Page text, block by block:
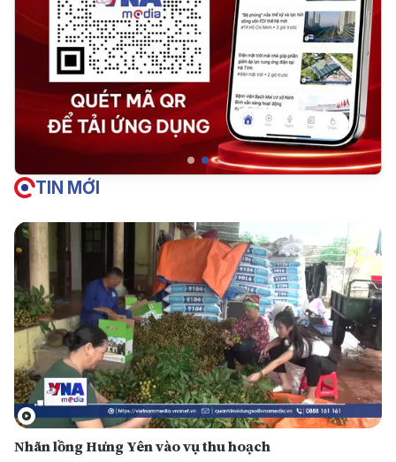
TIN MỚI
Nhãn lồng Hưng Yên vào vụ thu hoạch